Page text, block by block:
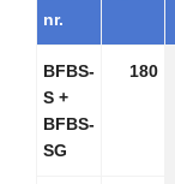
nr.
BFBS-
S +
BFBS-
SG
180